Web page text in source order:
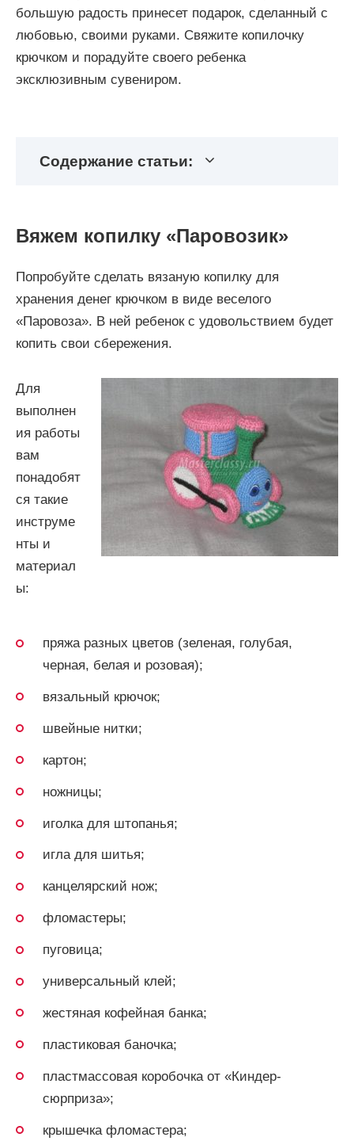
большую радость принесет подарок, сделанный с
любовью, своими руками. Свяжите копилочку
крючком и порадуйте своего ребенка
эксклюзивным сувениром.
Содержание статьи:
Вяжем копилку «Паровозик»
Попробуйте сделать вязаную копилку для
хранения денег крючком в виде веселого
«Паровоза». В ней ребенок с удовольствием будет
копить свои сбережения.
Для
выполнен
ия работы
вам
понадобят
ся такие
инструме
нты и
материал
ы:
пряжа разных цветов (зеленая, голубая,
черная, белая и розовая);
вязальный крючок;
швейные нитки;
картон;
ножницы;
иголка для штопанья;
игла для шитья;
канцелярский нож;
фломастеры;
пуговица;
универсальный клей;
жестяная кофейная банка;
пластиковая баночка;
пластмассовая коробочка от «Киндер-
сюрприза»;
крышечка фломастера;